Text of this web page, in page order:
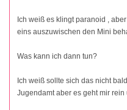
Ich weiß es klingt paranoid ,
eins auszuwischen den Mini
Was kann ich dann tun?
Ich weiß sollte sich das nicht
Jugendamt aber es geht mir rein